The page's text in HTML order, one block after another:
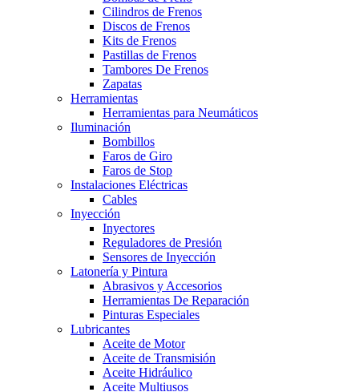
Cilindros de Frenos
Discos de Frenos
Kits de Frenos
Pastillas de Frenos
Tambores De Frenos
Zapatas
Herramientas
Herramientas para Neumáticos
Iluminación
Bombillos
Faros de Giro
Faros de Stop
Instalaciones Eléctricas
Cables
Inyección
Inyectores
Reguladores de Presión
Sensores de Inyección
Latonería y Pintura
Abrasivos y Accesorios
Herramientas De Reparación
Pinturas Especiales
Lubricantes
Aceite de Motor
Aceite de Transmisión
Aceite Hidráulico
Aceite Multiusos